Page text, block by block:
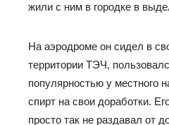
жили с ним в городке в
На аэродроме он сидел в
территории ТЭЧ,
популярностью у местного
спирт на свои доработки.
просто так не раздавал от